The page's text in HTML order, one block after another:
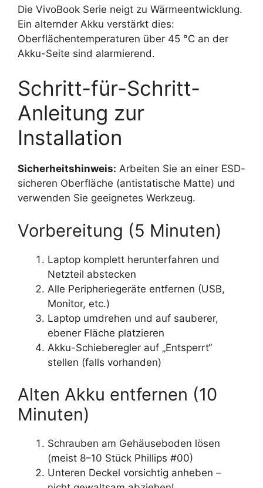
Die VivoBook Serie neigt zu Wärmeentwicklung.
Ein alternder Akku verstärkt dies:
Oberflächentemperaturen über 45 °C an der
Akku-Seite sind alarmierend.
Schritt-für-Schritt-
Anleitung zur
Installation
Sicherheitshinweis: Arbeiten Sie an einer ESD-
sicheren Oberfläche (antistatische Matte) und
verwenden Sie geeignetes Werkzeug.
Vorbereitung (5 Minuten)
Laptop komplett herunterfahren und
Netzteil abstecken
Alle Peripheriegeräte entfernen (USB,
Monitor, etc.)
Laptop umdrehen und auf sauberer,
ebener Fläche platzieren
Akku-Schieberegler auf „Entsperrt“
stellen (falls vorhanden)
Alten Akku entfernen (10
Minuten)
Schrauben am Gehäuseboden lösen
(meist 8–10 Stück Phillips #00)
Unteren Deckel vorsichtig anheben –